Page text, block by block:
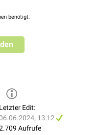
benötigt.
Letzter Edit:
13:12
Aufrufe